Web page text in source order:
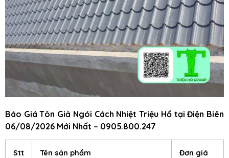
Báo Giá Tôn Giả Ngói Cách Nhiệt Triệu Hổ tại Điện Biên
06/08/2026 Mới Nhất – 0905.800.247
Stt Tên sản phẩm
Đơn giá